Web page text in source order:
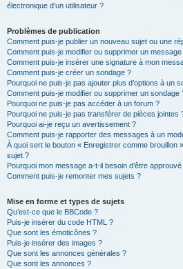
électronique d’un utilisateur ?
Problèmes de publication
Comment puis-je publier un nouveau sujet ou une
Comment puis-je modifier ou supprimer un message
Comment puis-je insérer une signature à mon
Comment puis-je créer un sondage ?
Pourquoi ne puis-je pas ajouter plus d’options à un
Comment puis-je modifier ou supprimer un sondage
Pourquoi ne puis-je pas accéder à un forum ?
Pourquoi ne puis-je pas transférer de pièces jointes
Pourquoi ai-je reçu un avertissement ?
Comment puis-je rapporter des messages à un
À quoi sert le bouton « Enregistrer comme brouillon
sujet ?
Pourquoi mon message a-t-il besoin d’être approuvé
Comment puis-je remonter mes sujets ?
Mise en forme et types de sujets
Qu’est-ce que le BBCode ?
Puis-je insérer du code HTML ?
Que sont les émoticônes ?
Puis-je insérer des images ?
Que sont les annonces générales ?
Que sont les annonces ?